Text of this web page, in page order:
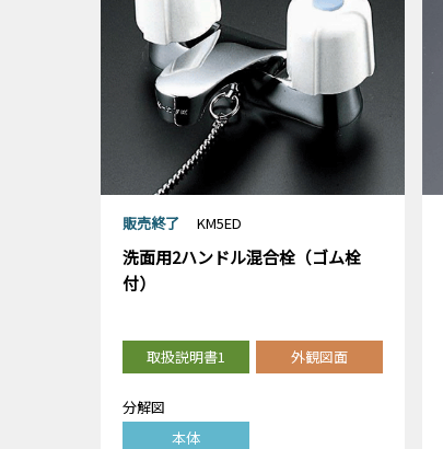
販売終了 KM5ED
洗面用2ハンドル混合栓（ゴム栓
付）
取扱説明書1 外観図面
分解図
本体